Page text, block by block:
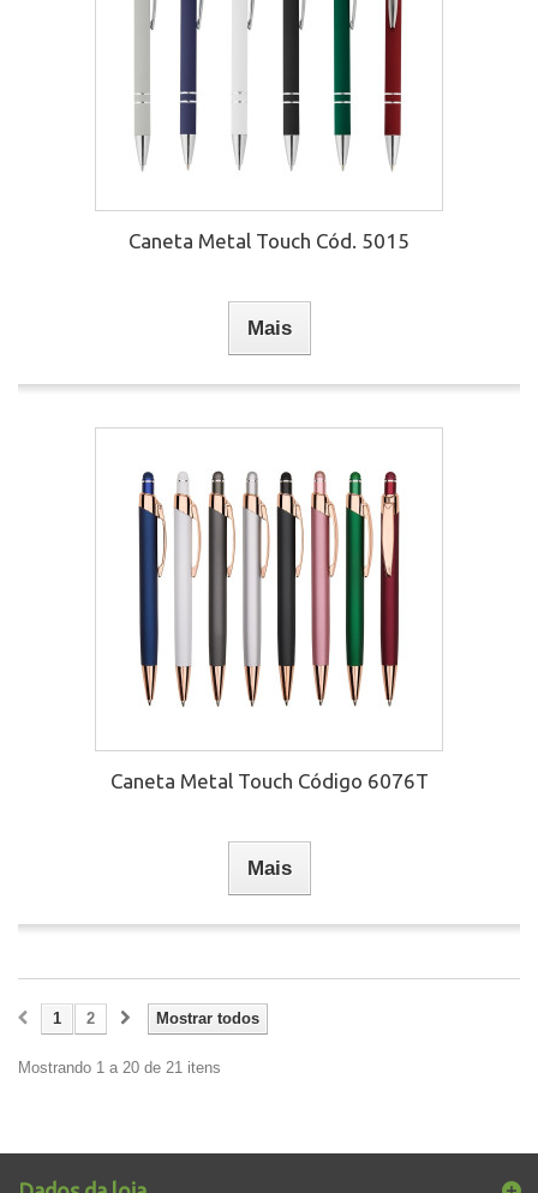
Caneta Metal Touch Cód. 5015
Mais
Caneta Metal Touch Código 6076T
Mais
Mostrar todos
1 2
Mostrando 1 a 20 de 21 itens